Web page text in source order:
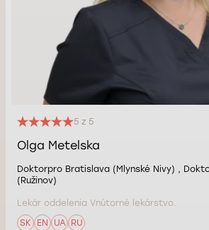
5 z 5
Olga Metelska
Doktorpro Bratislava (Mlynské Nivy) ,
(Ružinov)
Lekár oddelenia Vnútorné lekárstvo.
SK
EN UA RU